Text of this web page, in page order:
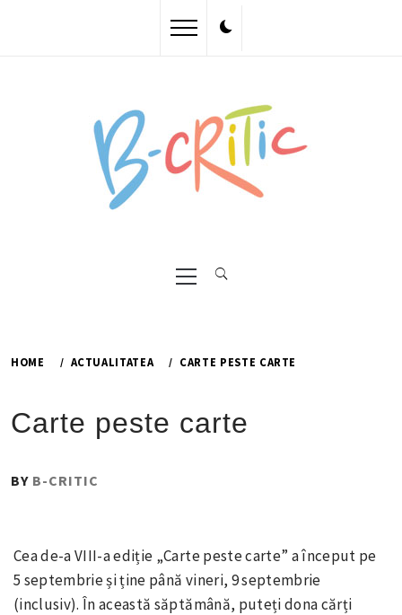
Primary
Menu
HOME ACTUALITATEA CARTE PESTE CARTE
Carte peste carte
PUBLISHED
6
SEPTEMBRIE
2016
BY B-CRITIC
Cea de-a VIII-a ediție „Carte peste carte” a început pe
5 septembrie și ține până vineri, 9 septembrie
(inclusiv). În această săptămână, puteți dona cărți